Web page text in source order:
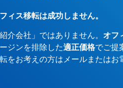
ィス移転は成功しません。
介会社」ではありません。 オフ
ジンを排除した適正価格でご提
をお考えの方はメールまたは